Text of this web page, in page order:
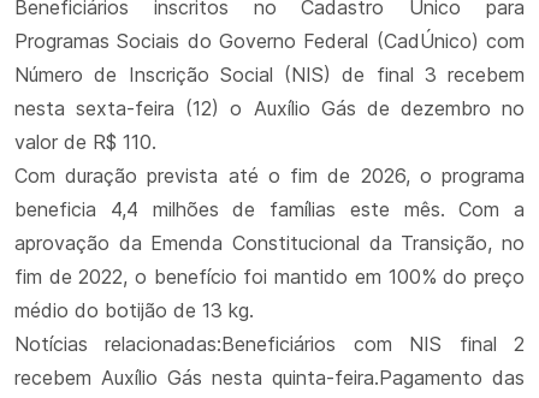
Beneficiários inscritos no Cadastro Único para
Programas Sociais do Governo Federal (CadÚnico) com
Número de Inscrição Social (NIS) de final 3 recebem
nesta sexta-feira (12) o Auxílio Gás de dezembro no
valor de R$ 110.
Com duração prevista até o fim de 2026, o programa
beneficia 4,4 milhões de famílias este mês. Com a
aprovação da Emenda Constitucional da Transição, no
fim de 2022, o benefício foi mantido em 100% do preço
médio do botijão de 13 kg.
Notícias relacionadas:Beneficiários com NIS final 2
recebem Auxílio Gás nesta quinta-feira.Pagamento das